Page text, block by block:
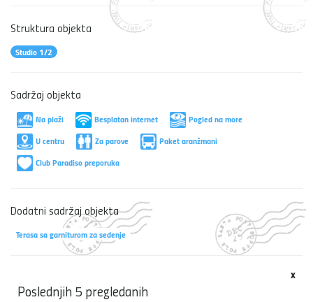
Struktura objekta
Studio 1/2
Sadržaj objekta
Na plaži Besplatan internet
Pogled na more
U centru
Za parove
Paket aranžmani
Club Paradiso preporuka
Dodatni sadržaj objekta
Terasa sa garniturom za sedenje
x
Poslednjih 5 pregledanih